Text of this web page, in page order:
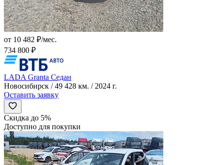
от 10 482 ₽/мес.
734 800 ₽
LADA Granta Седан
Новосибирск / 49 428 км. / 2024 г.
Оставить заявку
Скидка до 5%
Доступно для покупки